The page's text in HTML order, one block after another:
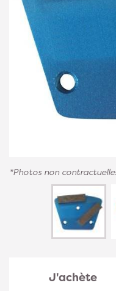
*Photos non
J'achète